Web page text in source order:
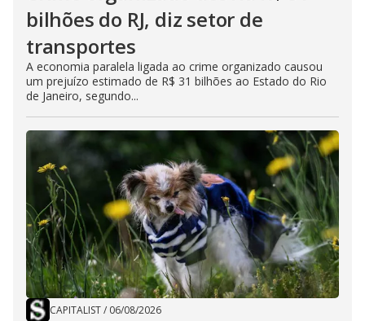
bilhões do RJ, diz setor de
transportes
A economia paralela ligada ao crime organizado causou
um prejuízo estimado de R$ 31 bilhões ao Estado do Rio
de Janeiro, segundo...
CAPITALIST/ 06/08/2026